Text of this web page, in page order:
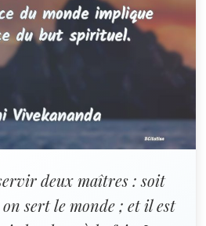
deux maîtres : soit
sert le monde ; et il est